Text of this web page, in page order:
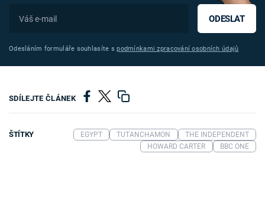
ODESLAT
Odesláním formuláře souhlasíte spodmínkami zpracování osobních údajů
SDÍLEJTE ČLÁNEK
ŠTÍTKY EGYPT TUTANCHAMON
THE INDEPENDENT
HOWARD CARTER
BBC ONE